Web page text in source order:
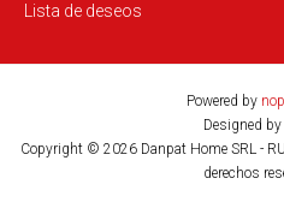
Lista de deseos
Powered by
Designed by
Copyright © 2026 Danpat Home SRL -
derechos